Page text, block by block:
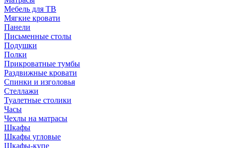
Мебель для ТВ
Мягкие кровати
Панели
Письменные столы
Подушки
Полки
Прикроватные тумбы
Раздвижные кровати
Спинки и изголовья
Стеллажи
Туалетные столики
Часы
Чехлы на матрасы
Шкафы
Шкафы угловые
Шкафы-купе